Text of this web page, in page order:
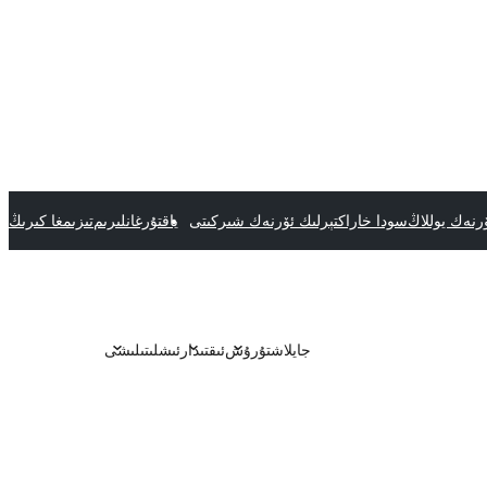
يوللاڭسودا خاراكتېرلىك ئۆرنەك شىركىتى ياقتۇرغانلىرىمتىزىمغا كىرىڭ
جايلاشتۇرۇشئىقتىدار ئىشلىتىلىشى